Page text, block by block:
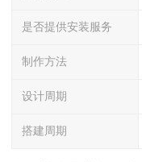
是否提供安装服务
制作方法
设计周期
搭建周期